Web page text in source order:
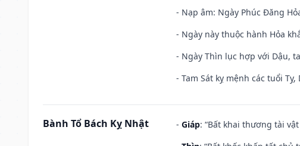
- Nạp âm: Ngày Phúc Đăng
- Ngày này thuộc hành Hỏa
- Ngày Thìn lục hợp với Dậu,
- Tam Sát kỵ mệnh các tuổi Tỵ,
Bành Tổ Bách Kỵ Nhật - Giáp: “Bất khai thương tài